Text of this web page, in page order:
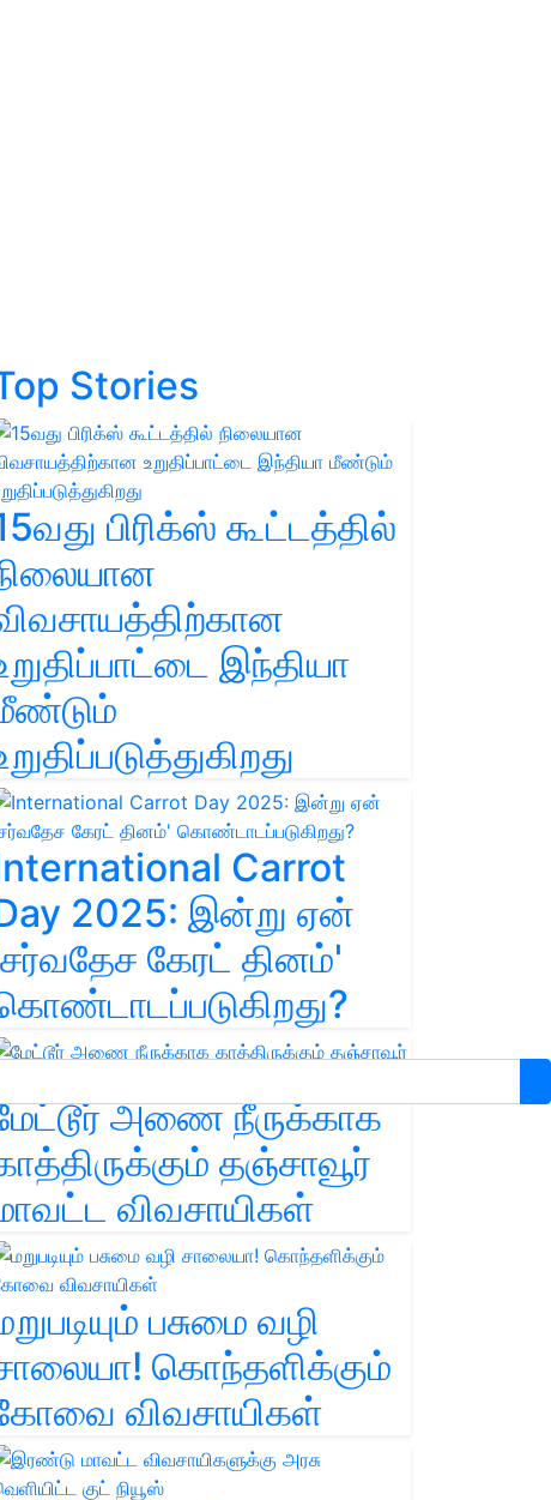
Stories
பிரிக்ஸ் கூட்டத்தில்
இந்தியா
Carrot
2025: இன்று ஏன்
கேரட் தினம்'
அணை நீருக்காக
தஞ்சாவூர்
விவசாயிகள்
பசுமை வழி
கொந்தளிக்கும்
விவசாயிகள்